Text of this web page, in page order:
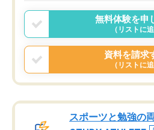
無料体験を申
（リストに
資料を請求
（リストに
スポーツと勉強の